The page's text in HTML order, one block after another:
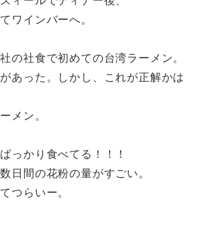
ワインバーへ。
の社食で初めての台湾ラーメン。
あった。しかし、これが正解かは
メン。
っかり食べてる！！！
日間の花粉の量がすごい。
つらいー。